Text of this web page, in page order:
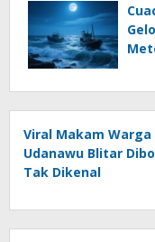
Viral Makam Warga
Udanawu Blitar
Tak Dikenal